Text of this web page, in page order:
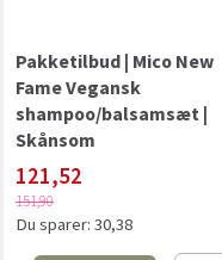
Pakketilbud | Mico New
Fame Vegansk
shampoo/balsamsæt |
Skånsom
121,52
151,90
Du sparer: 30,38